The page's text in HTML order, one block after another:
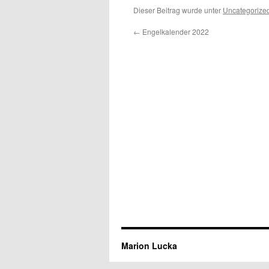
Dieser Beitrag wurde unter
← Engelkalender 2022
Marion Lucka